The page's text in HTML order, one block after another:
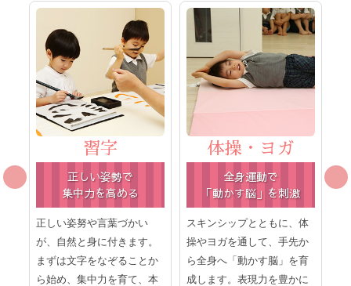
習字
正しい姿勢で
集中力を高める
正しい姿努や言葉づかい
が、自然と身に付きます。
まずは文字をなぞることか
ら始め、集中力を育て、本
体操・ヨガ
全身運動で
「動かす脳」を刺激
スキンシップとともに、体
操やヨガを通して、手先か
ら全身へ「動かす脳」を育
成します。表現力を豊かに